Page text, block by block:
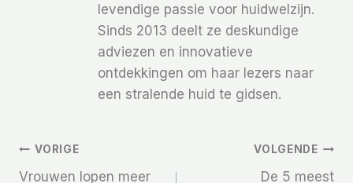
levendige passie voor huidwelzijn.
Sinds 2013 deelt ze deskundige
adviezen en innovatieve
ontdekkingen om haar lezers naar
een stralende huid te gidsen.
Bericht
VORIGE
Vrouwen lopen meer
VOLGENDE
De 5 meest